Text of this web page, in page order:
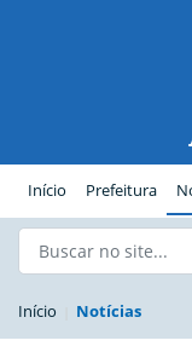
Início Prefeitura
Início Notícias